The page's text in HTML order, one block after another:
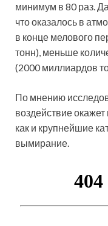
минимум в 80 раз.
что оказалось в
в конце мелового
тонн), меньше
(2000 миллиардов
По мнению
воздействие
как и крупнейшие
вымирание.